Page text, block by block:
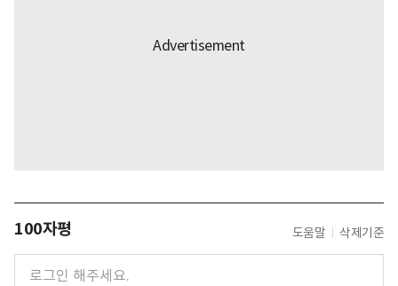
100자평 도움말 삭제기준